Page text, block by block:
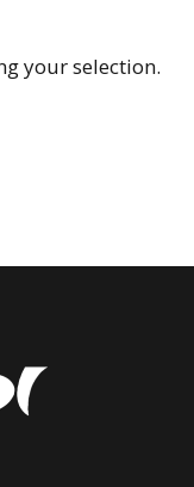
your selection.